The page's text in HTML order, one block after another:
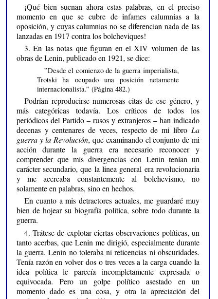
¡Qué bien suenan ahora estas palabras, en el preciso
momento en que se cubre de infames calumnias a la
oposición, y cuyas calumnias no se diferencian nada de las
lanzadas en 1917 contra los bolcheviques!
3. En las notas que figuran en el XIV volumen de las
obras de Lenin, publicado en 1921, se dice:
”Desde el comienzo de la guerra imperialista,
Trotski ha ocupado una posición netamente
internacionalista.” (Página 482.)
Podrían reproducirse numerosas citas de ese género, y
más categóricas todavía. Los críticos de todos los
periódicos del Partido – rusos y extranjeros – han indicado
decenas y centenares de veces, respecto de mi libro La
guerra y la Revolución, que examinando el conjunto de mi
acción durante la guerra era necesario reconocer y
comprender que mis divergencias con Lenin tenían un
carácter secundario, que la linea general era revolucionaria
y me acercaba constantemente al bolchevismo, no
solamente en palabras, sino en hechos.
En cuanto a mis detractores actuales, me guardaré muy
bien de hojear su biografía política, sobre todo durante la
guerra.
4. Trátese de explotar ciertas observaciones políticas, un
tanto acerbas, que Lenin me dirigió, especialmente durante
la guerra. Lenin no toleraba ni reticencias ni obscuridades.
Tenía razón en volver dos o tres veces a la carga cuando la
idea política le parecía incompletamente expresada o
equivocada. Pero un golpe político asestado en un
momento dado es una cosa, y otra la apreciación del